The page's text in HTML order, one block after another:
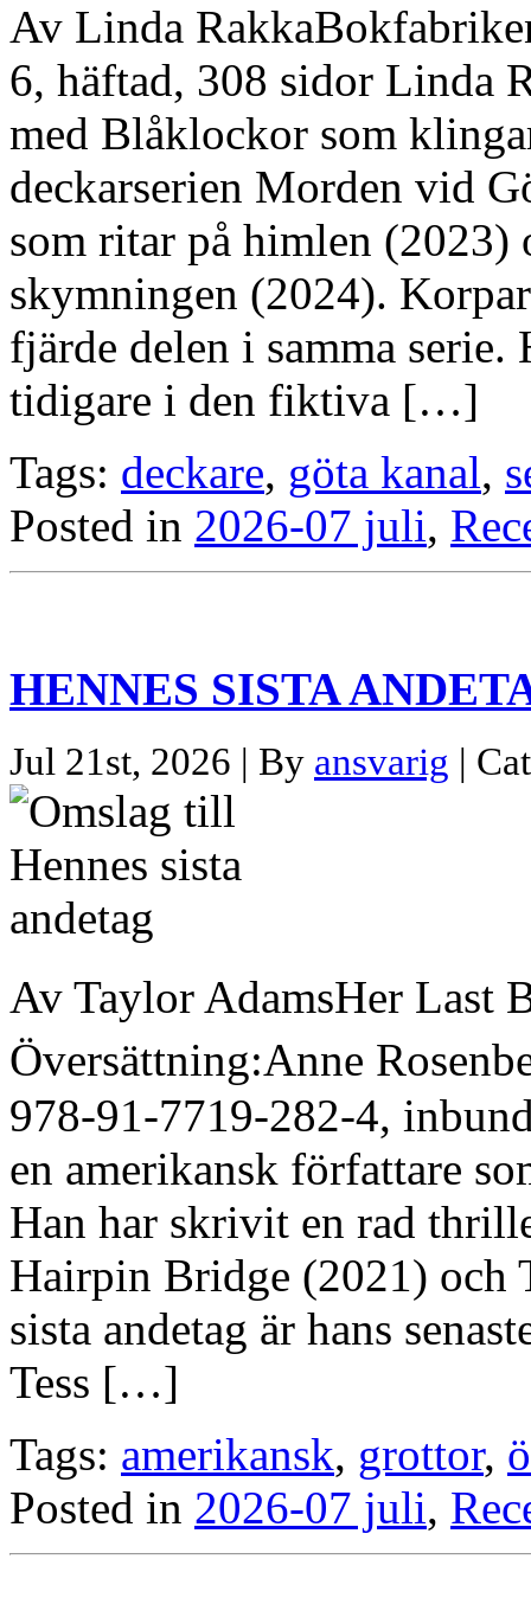
Av Linda
6, häftad, 308 sidor Linda
med Blåklockor som
deckarserien Morden vid
som ritar på himlen (2023)
skymningen (2024).
fjärde delen i samma
tidigare i den fiktiva […]
Tags: deckare, göta kanal,
Posted in 2026-07 juli,
HENNES SISTA
Jul 21st, 2026 | By ansvarig |
Av Taylor AdamsHer Last
Översättning:Anne
978-91-7719-282-4,
en amerikansk författare
Han har skrivit en rad
Hairpin Bridge (2021) och
sista andetag är hans
Tess […]
Tags: amerikansk, grottor,
Posted in 2026-07 juli,